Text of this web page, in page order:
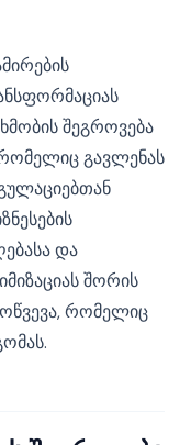
შეგროვება
გავლენას
და
შორის
რომელიც